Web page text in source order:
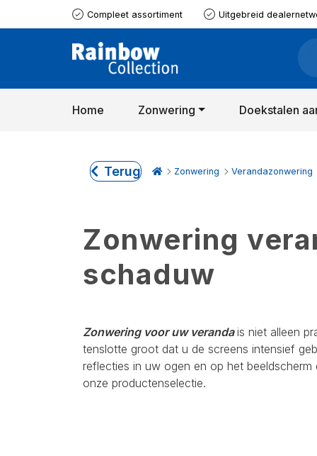
Compleet assortiment Uitgebreid
Home Zonwering Doekstalen
Terug Zonwering Verandazonwering
Zonwering
schaduw
Zonwering voor uw verandais niet alleen
tenslotte groot dat u de screens intensief
reflecties in uw ogen en op het
onze productenselectie.